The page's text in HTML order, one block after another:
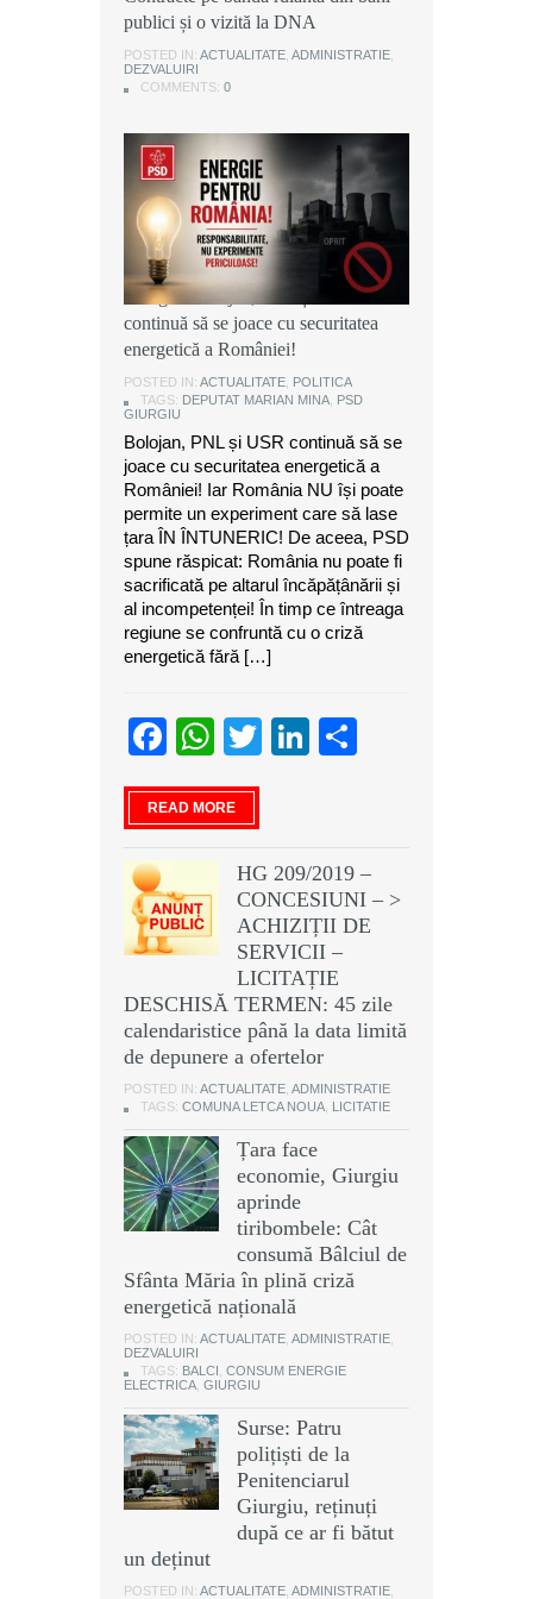
publici și o vizită la DNA
POSTED IN: ACTUALITATE ADMINISTRATIE
DEZVALUIRI
COMMENTS: 0
publici și o vizită la DNA
POSTED IN: ACTUALITATE ADMINISTRATIE
DEZVALUIRI
COMMENTS: 0
publici și o vizită la DNA
POSTED IN: ACTUALITATE ADMINISTRATIE
DEZVALUIRI
COMMENTS: 0
Marian Mina, deputat PSD de
Giurgiu: Bolojan, PNL și USR
continuă să se joace cu securitatea
energetică a României!
POSTED IN: ACTUALITATE POLITICA
TAGS: DEPUTAT MARIAN MINA PSD
GIURGIU
Bolojan, PNL și USR continuă să se
joace cu securitatea energetică a
României! Iar România NU își poate
permite un experiment care să lase
țara ÎN ÎNTUNERIC! De aceea, PSD
spune răspicat: România nu poate fi
sacrificată pe altarul încăpățânării și
al incompetenței! În timp ce întreaga
regiune se confruntă cu o criză
energetică fără […]
Facebook
WhatsApp
TwitterLinkedIn
READ MORE
HG 209/2019 –
CONCESIUNI – >
ACHIZIȚII DE
SERVICII –
LICITAȚIE
DESCHISĂ TERMEN: 45 zile
calendaristice până la data limită
de depunere a ofertelor
POSTED IN: ACTUALITATE ADMINISTRATIE
TAGS: COMUNA LETCA NOUA LICITATIE
Țara face
economie, Giurgiu
aprinde
tiribombele: Cât
consumă Bâlciul de
Sfânta Măria în plină criză
energetică națională
POSTED IN: ACTUALITATE ADMINISTRATIE
DEZVALUIRI
TAGS: BALCI CONSUM ENERGIE
ELECTRICA GIURGIU
Surse: Patru
polițiști de la
Penitenciarul
Giurgiu, reținuți
după ce ar fi bătut
un deținut
POSTED IN: ACTUALITATE ADMINISTRATIE